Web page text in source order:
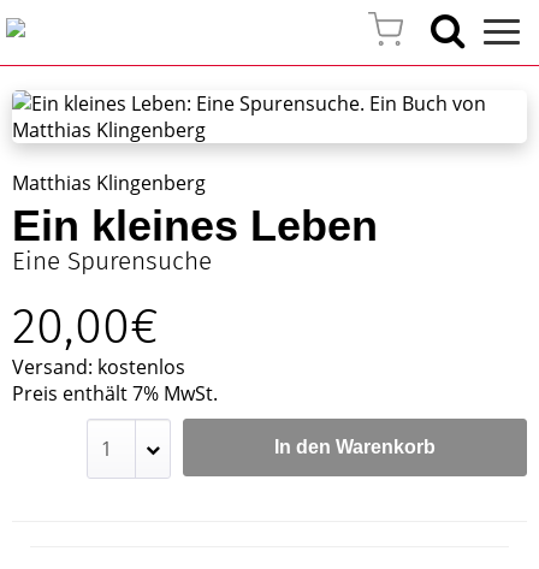
Matthias Klingenberg
Ein kleines Leben
Eine Spurensuche
20,00€
Versand: kostenlos
Preis enthält 7% MwSt.
In den Warenkorb